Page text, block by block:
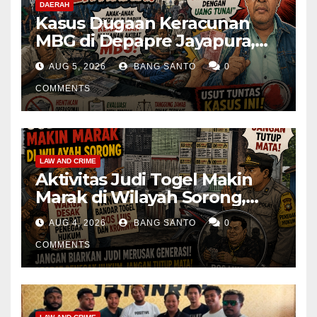
DAERAH
Kasus Dugaan Keracunan
MBG di Depapre Jayapura,
Aktivis Papua Minta
Operasional Dapur
Dihentikan & Evaluasi
Menyeluruh
AUG 5, 2026 BANG SANTO 0
COMMENTS
LAW AND CRIME
Aktivitas Judi Togel Makin
Marak di Wilayah Sorong,
Warga Desak Aparat Segera
Tangkap Bandar Luis dan
Kroninya
AUG 4, 2026 BANG SANTO 0
COMMENTS